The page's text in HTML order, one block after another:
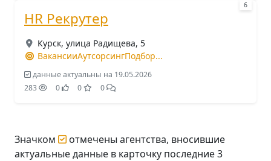
6
HR Рекрутер
Курск, улица Радищева, 5
ВакансииАутсорсингПодбор...
данные актуальны на 19.05.2026
283
0 0 0
Значком
отмечены агентства, вносившие
актуальные данные в карточку последние 3